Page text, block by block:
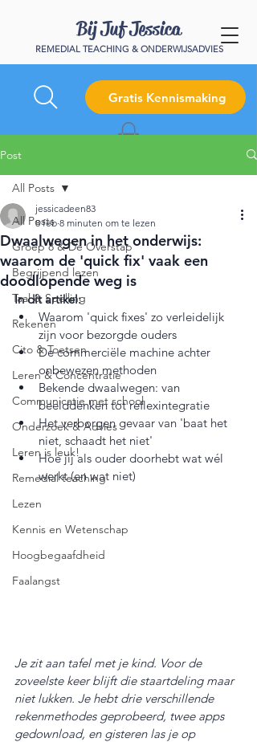
Bij Juf Jessica
REMEDIAL TEACHING & ONDERWIJSADVIES
Gratis Kennismaking
Post
All Posts
Groep 8 & De Overstap
Begrijpend lezen
Taal & Spelling
Rekenen
Cito & Toetsen
Leren & Concentratie
Communicatie met school
Onderzoek & Advies
Leren is leuk!
Remedial teaching
Lezen
Kennis en Wetenschap
Hoogbegaafdheid
Faalangst
All Posts
Dwaalwegen in het onderwijs:
waarom de 'quick fix' vaak een
doodlopende weg is
jessicadeen83
8 feb 8 minuten om te lezen
In dit artikel:
Waarom 'quick fixes' zo verleidelijk
zijn voor bezorgde ouders
De commerciële machine achter
onbewezen methoden
Bekende dwaalwegen: van
beelddenken tot reflexintegratie
Het verborgen gevaar van 'baat het
niet, schaadt het niet'
Hoe jij als ouder doorhebt wat wél
werkt (en wat niet)
Je zit aan tafel met je kind. Voor de
zoveelste keer blijft die staartdeling maar
niet lukken. Je hebt drie verschillende
rekenmethodes geprobeerd, twee apps
gedownload, en gisteren las je op